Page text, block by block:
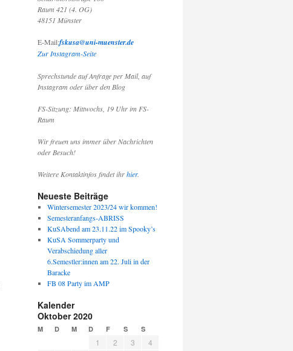
Raum 421 (4. OG)
48151 Münster
E-Mail:fskusa@uni-muenster.de
Zur Instagram-Seite
Sprechstunde auf Anfrage per Mail, auf
Instagram oder über den Blog
FS-Sitzung: Mittwochs, 19 Uhr im FS-
Raum
Wir freuen uns immer über Nachrichten
oder Besuch!
Weitere Kontaktinfos findet ihrhier.
Neueste Beiträge
Wintersemester 2023/24 wir kommen!
Semesteranfangs-ABRISS
KuSAbend am 23.11.22 im Spooky’s
KuSA Sommerparty und
Verabschiedung aller
6.Semestler:innen am 22. Juli in der
Baracke
FB 08 Party im AMP
Kalender
Oktober 2020
M D M D F S S
1 2 3
4